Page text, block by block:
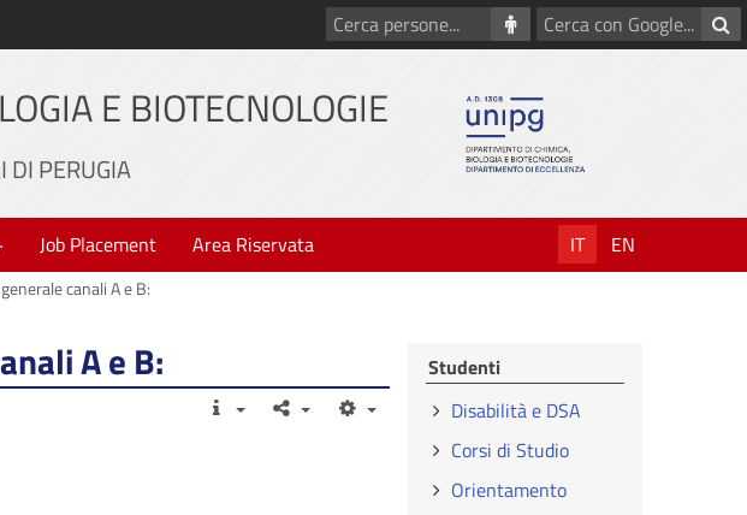
Cerca
con
Cerca
persone
E BIOTECNOLOGIE
DI PERUGIA
Job Placement Area Riservata IT EN
canali A e B:
A e B:
Studenti
Disabilità e DSA
Corsi di Studio
Orientamento